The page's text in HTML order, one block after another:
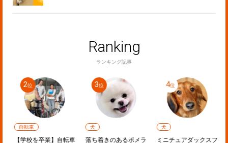
Ranking
ランキング記事
自転車
【学校を卒業】自転車
犬
落ち着きのあるポメラ
犬
ミニチュアダックスフ